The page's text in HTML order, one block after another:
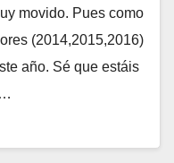
movido. Pues como
(2014,2015,2016)
año. Sé que estáis